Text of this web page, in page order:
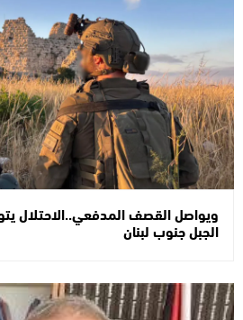
ويواصل القصف المدفعي..الاحتلال
الجبل جنوب لبنان